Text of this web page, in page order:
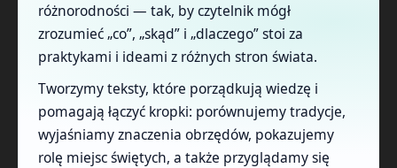
różnorodności — tak, by czytelnik mógł
zrozumieć „co”, „skąd” i „dlaczego” stoi za
praktykami i ideami z różnych stron świata.
Tworzymy teksty, które porządkują wiedzę i
pomagają łączyć kropki: porównujemy tradycje,
wyjaśniamy znaczenia obrzędów, pokazujemy
rolę miejsc świętych, a także przyglądamy się